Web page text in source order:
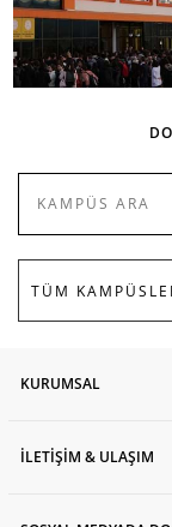
KURUMSAL
İLETİŞİM & ULAŞIM